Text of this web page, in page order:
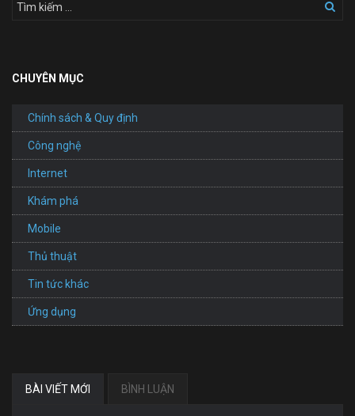
CHUYÊN MỤC
Chính sách & Quy định
Công nghệ
Internet
Khám phá
Mobile
Thủ thuật
Tin tức khác
Ứng dụng
BÀI VIẾT MỚI BÌNH LUẬN